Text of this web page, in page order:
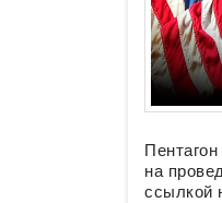
на
ссылкой